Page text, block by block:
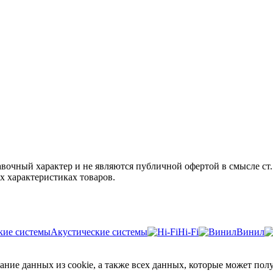
характер и не являются публичной офертой в смысле
товаров.
Акустические системы Hi-Fi Винил
данных из cookie, а также всех данных, которые может